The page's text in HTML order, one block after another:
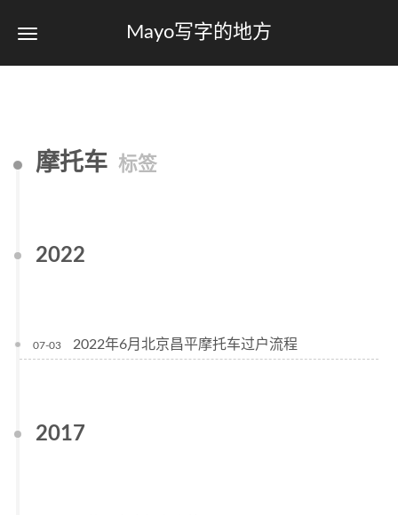
Mayo写字的地方
摩托车 标签
2022
07-03 2022年6月北京昌平摩托车过户流程
2017